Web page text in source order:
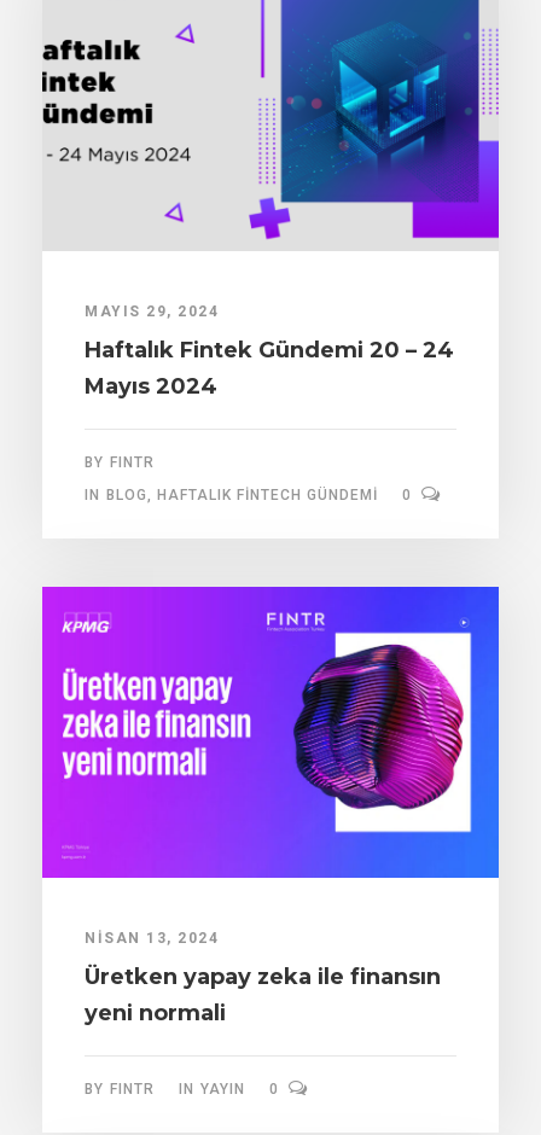
MAYIS 29, 2024
Haftalık Fintek Gündemi 20 – 24
Mayıs 2024
BY FINTR
IN BLOG HAFTALIK FINTECH GÜNDEMI 0
NISAN 13, 2024
Üretken yapay zeka ile finansın
yeni normali
BY FINTR IN YAYIN 0